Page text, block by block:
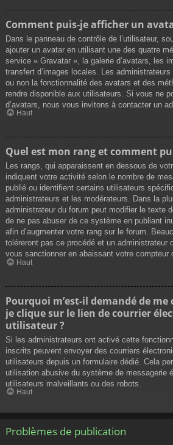
Comment puis-je afficher un
Dans le panneau de contrôle de l’utilisateur,
ajouter un avatar en utilisant une des quatre
service « Gravatar », la galerie d’avatars, les
transfert d’images locales. Les
ou non la fonctionnalité des avatars et des
rendre disponible aux utilisateurs. Si vous ne
d’avatars, nous vous invitons à contacter un
Haut
Quel est mon rang et comment
Les rangs, qui apparaissent en dessous de
indiquent votre activité selon le nombre de
publié ou identifient certains utilisateurs
administrateurs et les modérateurs. Dans la
administrateur du forum peut modifier le texte
de ne pas abuser de ce système en publiant
afin d’augmenter votre rang sur le forum.
toléreront pas ce procédé et un administrateur
vous sanctionner en abaissant votre compteur
Haut
Pourquoi m’est-il demandé de
je clique sur le lien de courrier
utilisateur ?
Si les administrateurs ont activé cette
inscrits peuvent envoyer des courriers
utilisateurs depuis un formulaire dédié. Cela
utilisation abusive du système de messagerie
utilisateurs malveillants ou des robots.
Haut
Problèmes de publication